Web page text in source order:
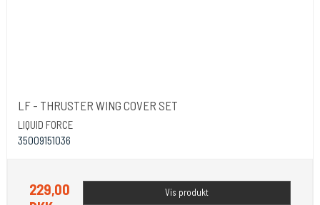
LF - THRUSTER WING COVER SET
LIQUID FORCE
35009151036
229,00
Vis produkt